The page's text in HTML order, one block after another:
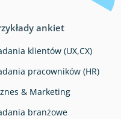
ankiet
klientów (UX,CX)
pracowników (HR)
& Marketing
branżowe